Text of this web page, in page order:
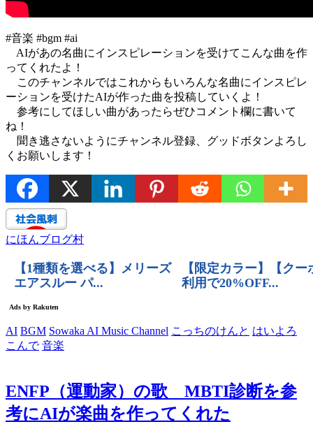
#音楽 #bgm #ai
AIがあの名曲にインスピレーションを受けてこんな曲を作
ってくれたよ！
このチャンネルではこれからもいろんな名曲にインスピレ
ーションを受けたAIが作った曲を投稿していくよ！
参考にしてほしい曲があったらぜひコメント欄に書いて
ね！
聞き逃さないようにチャンネル登録、グッドボタンよろし
くお願いします！
にほんブログ村
AI BGM Sowaka AI Music Channel こっちのけんと はいよろ
こんで 音楽
ENFP（運動家）の歌 MBTI診断を参
考にAIが楽曲を作ってくれた